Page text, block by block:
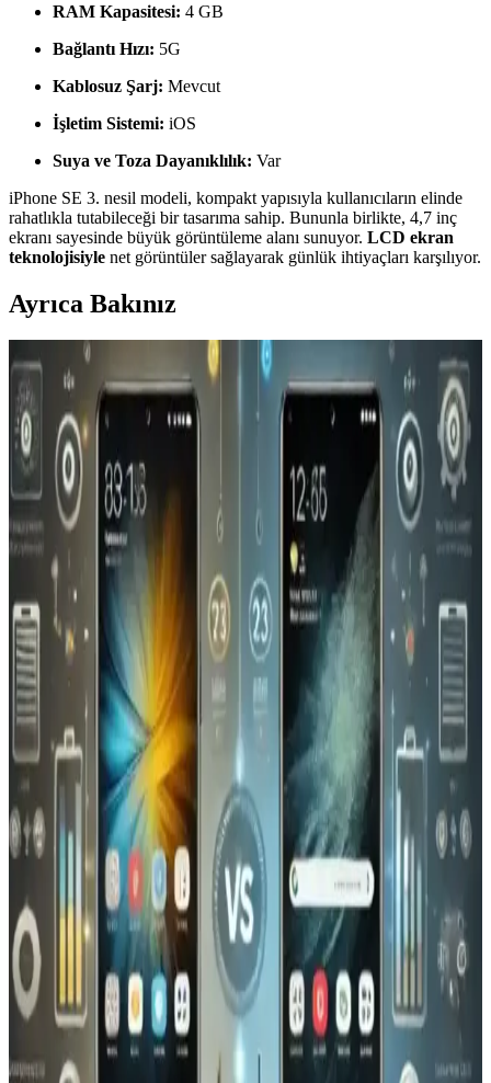
RAM Kapasitesi: 4 GB
Bağlantı Hızı: 5G
Kablosuz Şarj: Mevcut
İşletim Sistemi: iOS
Suya ve Toza Dayanıklılık: Var
iPhone SE 3. nesil modeli, kompakt yapısıyla kullanıcıların elinde
rahatlıkla tutabileceği bir tasarıma sahip. Bununla birlikte, 4,7 inç
ekranı sayesinde büyük görüntüleme alanı sunuyor. LCD ekran
teknolojisiyle net görüntüler sağlayarak günlük ihtiyaçları karşılıyor.
Ayrıca Bakınız
Redmi Pro Akıllı Telefon Piyasası ve Teknik
Özellikler Üzerine Değerlendirme
Redmi Pro'nun teknik özellikleri ve kullanıcı geri bildirimleri sınırlı
olsa da, uygun fiyat ve yüksek performans özellikleriyle dikkat
çekiyor. Piyasa konumu ve gerçek performansı zamanla netleşecek.
Samsung Galaxy Z Flip7 ve Katlanabilir Akıllı
Telefonların Geleceği Üzerine Analiz
Samsung Galaxy Z Flip7 hakkında detaylar sınırlı olsa da,
katlanabilir telefonların tasarımı, avantajları ve zorlukları ile piyasa
beklentileri öne çıkıyor.
Media Markt'ta Güncel Akıllı Telefon
Kampanyaları ve İndirim Fırsatları
Media Markt'ta şu anda aktif olan akıllı telefon kampanyaları
hakkında detaylar bulunmamaktadır. Güncel fırsatları takip etmek
için resmi web sitesi ve mağaza iletişim kanalları önerilir.
Galaxy A01: Ekonomik ve Temel Kullanım İçin
Uygun Akıllı Telefon Seçenekleri
Galaxy A01, uygun fiyatlı ve temel kullanım ihtiyaçlarına cevap
veren dayanıklı ve kolay kullanılabilir bir akıllı telefon seçeneğidir.
Günlük iletişim ve internet kullanımı için idealdir.
Samsung Galaxy Z Fold6: Yenilikçi Tasarım ve
Gelişmiş Katlanabilir Ekran Özellikleri
Samsung Galaxy Z Fold6, katlanabilir ekran teknolojisi ve hafif
tasarımıyla öne çıkıyor. Dayanıklı menteşe ve yüksek çözünürlüklü
ekranlarıyla yüksek performans sunuyor.